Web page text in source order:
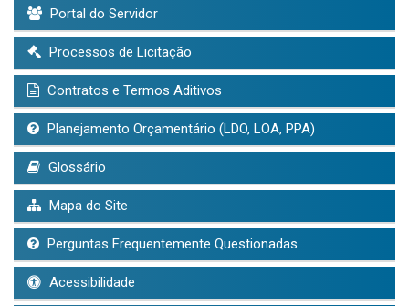
Portal do Servidor
Processos de Licitação
Contratos e Termos Aditivos
Planejamento Orçamentário (LDO, LOA, PPA)
Glossário
Mapa do Site
Perguntas Frequentemente Questionadas
Acessibilidade